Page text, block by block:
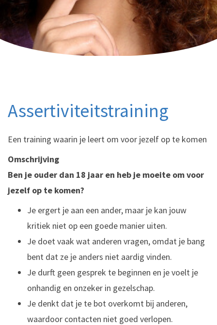
Assertiviteitstraining
Een training waarin je leert om voor jezelf op te komen
Omschrijving
Ben je ouder dan 18 jaar en heb je moeite om voor
jezelf op te komen?
Je ergert je aan een ander, maar je kan jouw
kritiek niet op een goede manier uiten.
Je doet vaak wat anderen vragen, omdat je bang
bent dat ze je anders niet aardig vinden.
Je durft geen gesprek te beginnen en je voelt je
onhandig en onzeker in gezelschap.
Je denkt dat je te bot overkomt bij anderen,
waardoor contacten niet goed verlopen.